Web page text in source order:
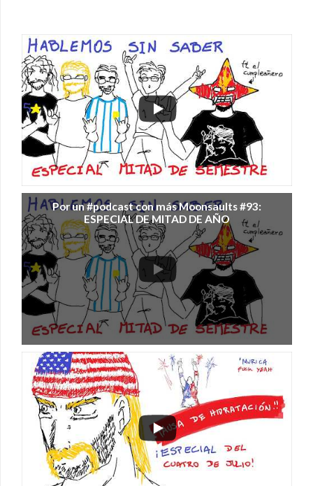
Por un #podcast con más Moonsaults #93:
ESPECIAL DE MITAD DE AÑO